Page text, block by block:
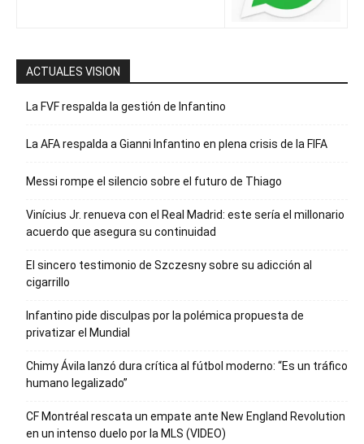
ACTUALES VISION
La FVF respalda la gestión de Infantino
La AFA respalda a Gianni Infantino en plena crisis de la FIFA
Messi rompe el silencio sobre el futuro de Thiago
Vinícius Jr. renueva con el Real Madrid: este sería el millonario
acuerdo que asegura su continuidad
El sincero testimonio de Szczesny sobre su adicción al
cigarrillo
Infantino pide disculpas por la polémica propuesta de
privatizar el Mundial
Chimy Ávila lanzó dura crítica al fútbol moderno: “Es un tráfico
humano legalizado”
CF Montréal rescata un empate ante New England Revolution
en un intenso duelo por la MLS (VIDEO)